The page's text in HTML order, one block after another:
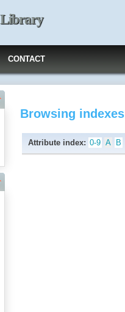
CONTACT
Browsing indexes
Attribute index: 0-9 A B